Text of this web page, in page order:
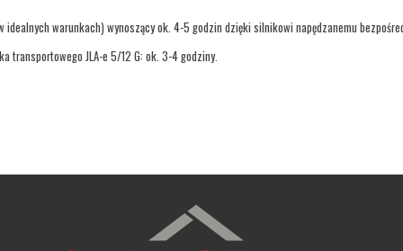
idealnych warunkach) wynoszący ok. 4-5 godzin dzięki silnikowi napędzanemu
transportowego JLA-e 5/12 G: ok. 3-4 godziny.